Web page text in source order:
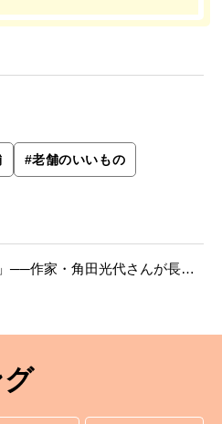
#老舗のいいもの
──作家・角田光代さんが長年